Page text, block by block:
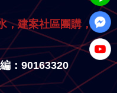
，建案社區團購，淨
：90163320